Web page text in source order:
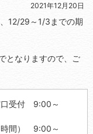
2021年12月20日
12/29～1/3までの期
となりますので、ご
口受付 9:00～
時間） 9:00～